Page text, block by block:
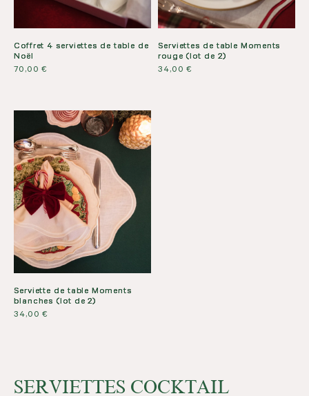
Coffret 4 serviettes de table de
Noël
70,00€
Serviettes de table Moments
rouge (lot de 2)
34,00€
Serviette de table Moments
blanches (lot de 2)
34,00€
SERVIETTES COCKTAIL